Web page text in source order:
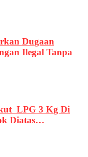
Dugaan
Ilegal Tanpa
LPG 3 Kg Di
Diatas…